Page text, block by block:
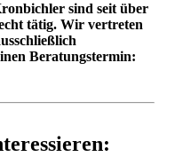
sind seit über
tätig. Wir vertreten
Beratungstermin: